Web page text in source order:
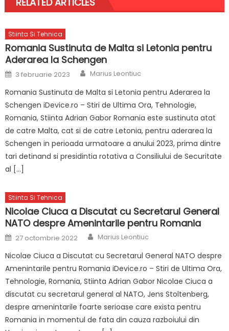
Stiinta Si Tehnica
Romania Sustinuta de Malta si Letonia pentru
Aderarea la Schengen
Posted
on
3 februarie 2023 Author
Marius Leontiuc
Romania Sustinuta de Malta si Letonia pentru Aderarea la
Schengen iDevice.ro – Stiri de Ultima Ora, Tehnologie,
Romania, Stiinta Adrian Gabor Romania este sustinuta atat
de catre Malta, cat si de catre Letonia, pentru aderarea la
Schengen in perioada urmatoare a anului 2023, prima dintre
tari detinand si presidintia rotativa a Consiliului de Securitate
al […]
Stiinta Si Tehnica
Nicolae Ciuca a Discutat cu Secretarul General
NATO despre Amenintarile pentru Romania
Posted
on
27 octombrie 2022 Author
Marius Leontiuc
Nicolae Ciuca a Discutat cu Secretarul General NATO despre
Amenintarile pentru Romania iDevice.ro – Stiri de Ultima Ora,
Tehnologie, Romania, Stiinta Adrian Gabor Nicolae Ciuca a
discutat cu secretarul general al NATO, Jens Stoltenberg,
despre amenintarile foarte serioase care exista pentru
Romania in momentul de fata din cauza razboiului din